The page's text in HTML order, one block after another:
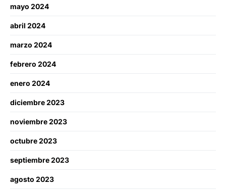
mayo 2024
abril 2024
marzo 2024
febrero 2024
enero 2024
diciembre 2023
noviembre 2023
octubre 2023
septiembre 2023
agosto 2023